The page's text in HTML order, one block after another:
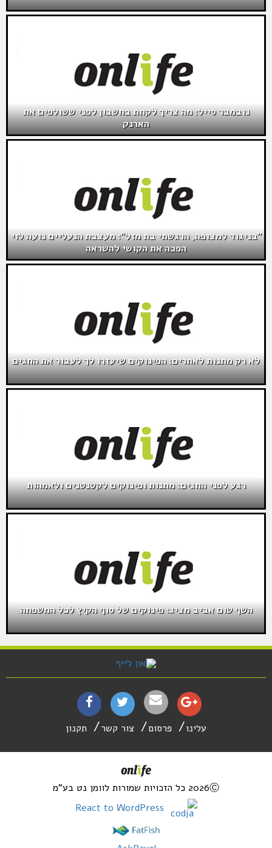
נובמבר סייל: מה צריך לקחת בחשבון לפני ששולפים את
הארנק
"בניגוד למצופה, הרגשתי בת מזל": מעצבת הנעליים נועה לוי
הפכה את הקושי להשראה
לא רק מתנות לאחרים: הפינוקים שיעזרו לך לעבור את החגים
רגע לפני החגים: מתנות ופינוקים לקטנטנים ולאמהות
השף טום אביב מציג: פינוקים של סוף הקיץ לכל המשפחה
עלינו פרסום צור קשר תקנון
2026Ⓒ כל הזכויות שמורות לוומן נט בע"מ